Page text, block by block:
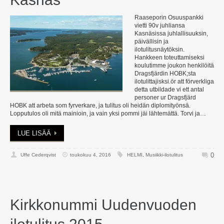
Raaseporin Osuuspankki
vietti 90v juhliansa
Kasnäsissa juhlallisuuksin,
päivällisin ja
ilotulitusnäytöksin.
Hankkeen toteuttamiseksi
koulutimme joukon henkilöitä
Dragsfjärdin HOBK;sta
ilotulittajisksi.ör att förverkliga
detta utbildade vi ett antal
personer ur Dragsfjärd
HOBK att arbeta som fyrverkare, ja tulitus oli heidän diplomityönsä.
Lopputulos oli mitä mainioin, ja vain yksi pommi jäi lähtemättä. Torvi ja…
LUE LISÄÄ
Uffe Cederqvist toukokuu 4, 2016 HELMI Musiikki-ilotulitus 0
Kirkkonummi Uudenvuoden